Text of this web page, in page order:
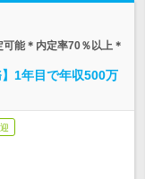
能＊内定率70％以上＊
1年目で年収500万